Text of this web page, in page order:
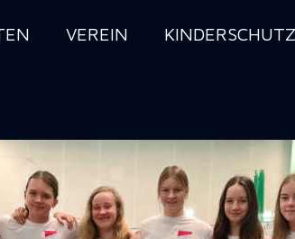
VEREIN KINDERSCHUTZ